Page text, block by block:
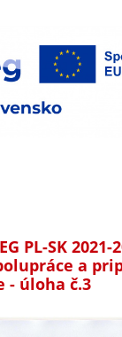
PL-SK 2021-
a
- úloha č.3